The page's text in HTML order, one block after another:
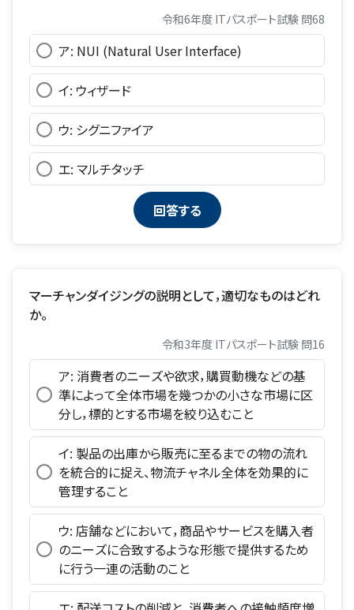
令和6年度 ITパスポート試験 問68
ア: NUI (Natural User Interface)
イ: ウィザード
ウ: シグニファイア
エ: マルチタッチ
マーチャンダイジングの説明として，適切なものはどれ
か。
令和3年度 ITパスポート試験 問16
ア: 消費者のニーズや欲求，購買動機などの基
準によって全体市場を幾つかの小さな市場に区
分し，標的とする市場を絞り込むこと
イ: 製品の出庫から販売に至るまでの物の流れ
を統合的に捉え、物流チャネル全体を効果的に
管理すること
ウ: 店舗などにおいて，商品やサービスを購入者
のニーズに合致するような形態で提供するため
に行う一連の活動のこと